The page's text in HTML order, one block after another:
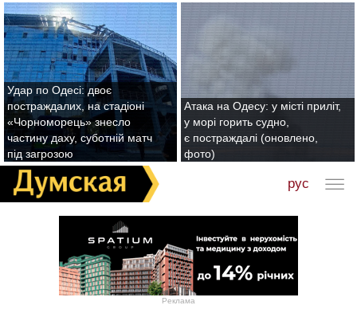
Удар по Одесі: двоє
постраждалих, на стадіоні
«Чорноморець» знесло
частину даху, суботній матч
під загрозою
Атака на Одесу: у місті приліт,
у морі горить судно,
є постраждалі (оновлено,
фото)
рус
Реклама